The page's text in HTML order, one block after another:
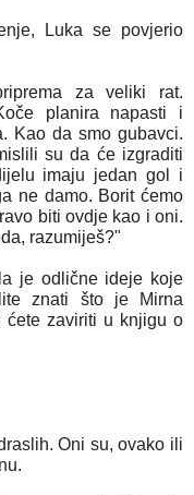
Luka se povjerio
za veliki rat.
planira napasti i
Kao da smo gubavci.
su da će izgraditi
imaju jedan gol i
ne damo. Borit ćemo
biti ovdje kao i oni.
razumiješ?"
je odlične ideje koje
znati što je Mirna
ćete zaviriti u knjigu o
Oni su, ovako ili